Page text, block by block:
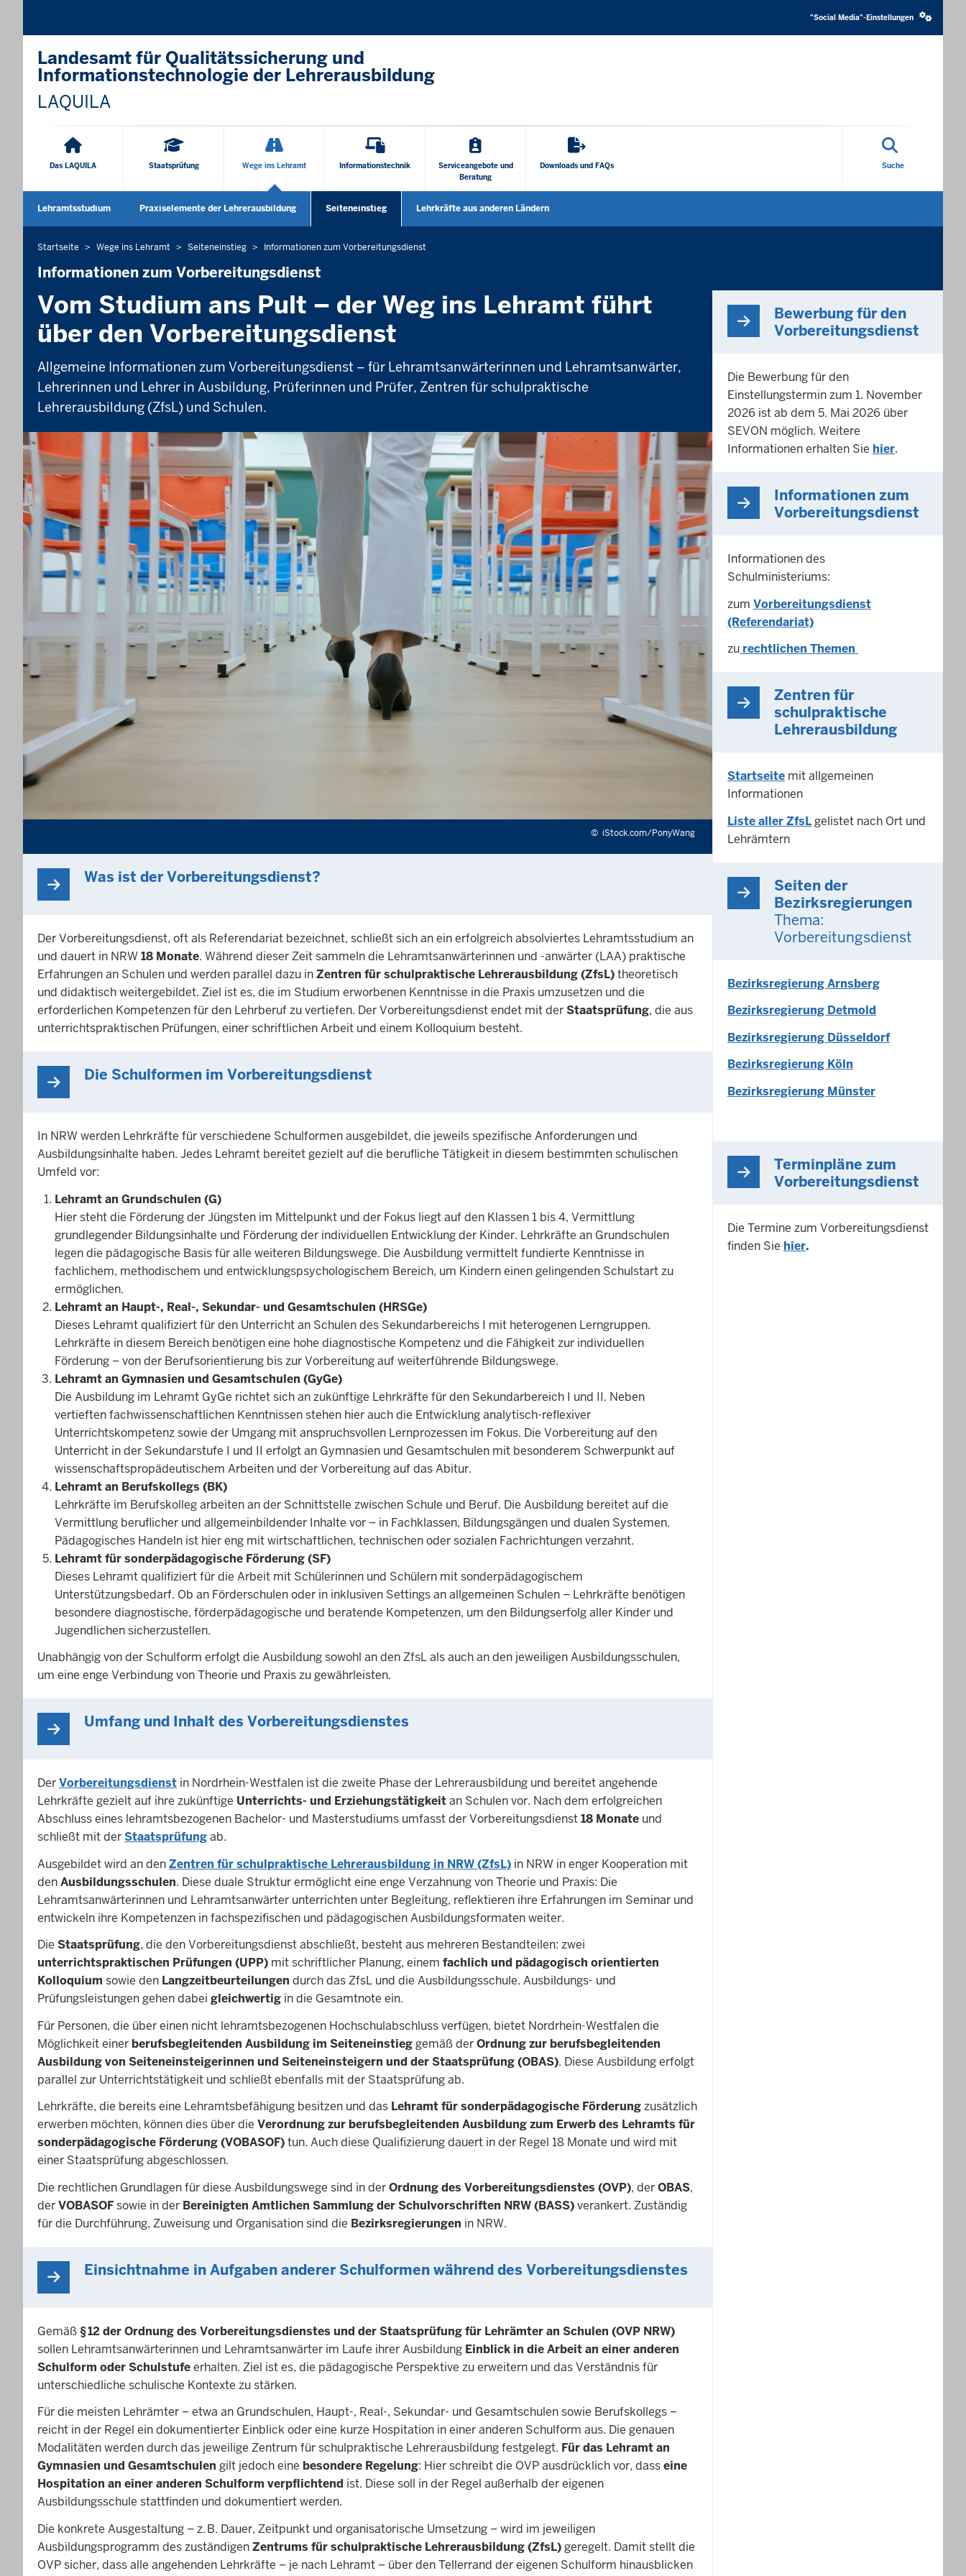
media
"Social Media"-Einstellungen
Landesamt für Qualitätssicherung und
Informationstechnologie der Lehrerausbildung
LAQUILA
Hauptnavigation
Das LAQUILA Staatsprüfung Wege ins Lehramt Informationstechnik
Serviceangebote und
Beratung
Downloads und FAQs Suche
Lehramtsstudium Praxiselemente der Lehrerausbildung
Untermenü öffnen
Seiteneinstieg Lehrkräfte aus anderen Ländern
Sie
befinden
hier
Startseite Wege ins Lehramt Seiteneinstieg Informationen zum Vorbereitungsdienst
Informationen zum Vorbereitungsdienst
Vom Studium ans Pult – der Weg ins Lehramt führt
über den Vorbereitungsdienst
Allgemeine Informationen zum Vorbereitungsdienst – für Lehramtsanwärterinnen und Lehramtsanwärter,
Lehrerinnen und Lehrer in Ausbildung, Prüferinnen und Prüfer, Zentren für schulpraktische
Lehrerausbildung (ZfsL) und Schulen.
© iStock.com/PonyWang
Was ist der Vorbereitungsdienst?
Der Vorbereitungsdienst, oft als Referendariat bezeichnet, schließt sich an ein erfolgreich absolviertes Lehramtsstudium an
und dauert in NRW18 Monate. Während dieser Zeit sammeln die Lehramtsanwärterinnen und -anwärter (LAA) praktische
Erfahrungen an Schulen und werden parallel dazu inZentren für schulpraktische Lehrerausbildung (ZfsL)theoretisch
und didaktisch weitergebildet. Ziel ist es, die im Studium erworbenen Kenntnisse in die Praxis umzusetzen und die
erforderlichen Kompetenzen für den Lehrberuf zu vertiefen. Der Vorbereitungsdienst endet mit derStaatsprüfung, die aus
unterrichtspraktischen Prüfungen, einer schriftlichen Arbeit und einem Kolloquium besteht.
Die Schulformen im Vorbereitungsdienst
In NRW werden Lehrkräfte für verschiedene Schulformen ausgebildet, die jeweils spezifische Anforderungen und
Ausbildungsinhalte haben. Jedes Lehramt bereitet gezielt auf die berufliche Tätigkeit in diesem bestimmten schulischen
Umfeld vor:
Lehramt an Grundschulen (G)
Hier steht die Förderung der Jüngsten im Mittelpunkt und der Fokus liegt auf den Klassen 1 bis 4, Vermittlung
grundlegender Bildungsinhalte und Förderung der individuellen Entwicklung der Kinder. Lehrkräfte an Grundschulen
legen die pädagogische Basis für alle weiteren Bildungswege. Die Ausbildung vermittelt fundierte Kenntnisse in
fachlichem, methodischem und entwicklungspsychologischem Bereich, um Kindern einen gelingenden Schulstart zu
ermöglichen.
Lehramt an Haupt-, Real-, Sekundar- und Gesamtschulen (HRSGe)
Dieses Lehramt qualifiziert für den Unterricht an Schulen des Sekundarbereichs I mit heterogenen Lerngruppen.
Lehrkräfte in diesem Bereich benötigen eine hohe diagnostische Kompetenz und die Fähigkeit zur individuellen
Förderung – von der Berufsorientierung bis zur Vorbereitung auf weiterführende Bildungswege.
Lehramt an Gymnasien und Gesamtschulen (GyGe)
Die Ausbildung im Lehramt GyGe richtet sich an zukünftige Lehrkräfte für den Sekundarbereich I und II. Neben
vertieften fachwissenschaftlichen Kenntnissen stehen hier auch die Entwicklung analytisch-reflexiver
Unterrichtskompetenz sowie der Umgang mit anspruchsvollen Lernprozessen im Fokus. Die Vorbereitung auf den
Unterricht in der Sekundarstufe I und II erfolgt an Gymnasien und Gesamtschulen mit besonderem Schwerpunkt auf
wissenschaftspropädeutischem Arbeiten und der Vorbereitung auf das Abitur.
Lehramt an Berufskollegs (BK)
Lehrkräfte im Berufskolleg arbeiten an der Schnittstelle zwischen Schule und Beruf. Die Ausbildung bereitet auf die
Vermittlung beruflicher und allgemeinbildender Inhalte vor – in Fachklassen, Bildungsgängen und dualen Systemen.
Pädagogisches Handeln ist hier eng mit wirtschaftlichen, technischen oder sozialen Fachrichtungen verzahnt.
Lehramt für sonderpädagogische Förderung (SF)
Dieses Lehramt qualifiziert für die Arbeit mit Schülerinnen und Schülern mit sonderpädagogischem
Unterstützungsbedarf. Ob an Förderschulen oder in inklusiven Settings an allgemeinen Schulen – Lehrkräfte benötigen
besondere diagnostische, förderpädagogische und beratende Kompetenzen, um den Bildungserfolg aller Kinder und
Jugendlichen sicherzustellen.
Unabhängig von der Schulform erfolgt die Ausbildung sowohl an den ZfsL als auch an den jeweiligen Ausbildungsschulen,
um eine enge Verbindung von Theorie und Praxis zu gewährleisten.
Umfang und Inhalt des Vorbereitungsdienstes
DerVorbereitungsdienst in Nordrhein-Westfalen ist die zweite Phase der Lehrerausbildung und bereitet angehende
Lehrkräfte gezielt auf ihre zukünftige Unterrichts- und Erziehungstätigkeitan Schulen vor. Nach dem erfolgreichen
Abschluss eines lehramtsbezogenen Bachelor- und Masterstudiums umfasst der Vorbereitungsdienst18 Monate und
schließt mit derStaatsprüfungab.
Ausgebildet wird an denZentren für schulpraktische Lehrerausbildung in NRW (ZfsL) in NRW in enger Kooperation mit
denAusbildungsschulen. Diese duale Struktur ermöglicht eine enge Verzahnung von Theorie und Praxis: Die
Lehramtsanwärterinnen und Lehramtsanwärter unterrichten unter Begleitung, reflektieren ihre Erfahrungen im Seminar und
entwickeln ihre Kompetenzen in fachspezifischen und pädagogischen Ausbildungsformaten weiter.
Die Staatsprüfung, die den Vorbereitungsdienst abschließt, besteht aus mehreren Bestandteilen: zwei
unterrichtspraktischen Prüfungen (UPP) mit schriftlicher Planung, einem fachlich und pädagogisch orientierten
Kolloquium sowie den Langzeitbeurteilungen durch das ZfsL und die Ausbildungsschule. Ausbildungs- und
Prüfungsleistungen gehen dabei gleichwertig in die Gesamtnote ein.
Für Personen, die über einen nicht lehramtsbezogenen Hochschulabschluss verfügen, bietet Nordrhein-Westfalen die
Möglichkeit einer berufsbegleitenden Ausbildung im Seiteneinstieggemäß derOrdnung zur berufsbegleitenden
Ausbildung von Seiteneinsteigerinnen und Seiteneinsteigern und der Staatsprüfung (OBAS). Diese Ausbildung erfolgt
parallel zur Unterrichtstätigkeit und schließt ebenfalls mit der Staatsprüfung ab.
Lehrkräfte, die bereits eine Lehramtsbefähigung besitzen und das Lehramt für sonderpädagogische Förderungzusätzlich
erwerben möchten, können dies über die Verordnung zur berufsbegleitenden Ausbildung zum Erwerb des Lehramts für
sonderpädagogische Förderung (VOBASOF)tun. Auch diese Qualifizierung dauert in der Regel 18 Monate und wird mit
einer Staatsprüfung abgeschlossen.
Die rechtlichen Grundlagen für diese Ausbildungswege sind in derOrdnung des Vorbereitungsdienstes (OVP), derOBAS,
derVOBASOFsowie in der Bereinigten Amtlichen Sammlung der Schulvorschriften NRW (BASS)verankert. Zuständig
für die Durchführung, Zuweisung und Organisation sind die Bezirksregierungen in NRW.
Einsichtnahme in Aufgaben anderer Schulformen während des Vorbereitungsdienstes
Gemäß § 12 der Ordnung des Vorbereitungsdienstes und der Staatsprüfung für Lehrämter an Schulen (OVP NRW)
sollen Lehramtsanwärterinnen und Lehramtsanwärter im Laufe ihrer Ausbildung Einblick in die Arbeit an einer anderen
Schulform oder Schulstufeerhalten. Ziel ist es, die pädagogische Perspektive zu erweitern und das Verständnis für
unterschiedliche schulische Kontexte zu stärken.
Für die meisten Lehrämter – etwa an Grundschulen, Haupt-, Real-, Sekundar- und Gesamtschulen sowie Berufskollegs –
reicht in der Regel ein dokumentierter Einblick oder eine kurze Hospitation in einer anderen Schulform aus. Die genauen
Modalitäten werden durch das jeweilige Zentrum für schulpraktische Lehrerausbildung festgelegt. Für das Lehramt an
Gymnasien und Gesamtschulen gilt jedoch eine besondere Regelung: Hier schreibt die OVP ausdrücklich vor, dasseine
Hospitation an einer anderen Schulform verpflichtend ist. Diese soll in der Regel außerhalb der eigenen
Ausbildungsschule stattfinden und dokumentiert werden.
Die konkrete Ausgestaltung – z. B. Dauer, Zeitpunkt und organisatorische Umsetzung – wird im jeweiligen
Ausbildungsprogramm des zuständigenZentrums für schulpraktische Lehrerausbildung (ZfsL)geregelt. Damit stellt die
OVP sicher, dass alle angehenden Lehrkräfte – je nach Lehramt – über den Tellerrand der eigenen Schulform hinausblicken
Bewerbung für den
Vorbereitungsdienst
Die Bewerbung für den
Einstellungstermin zum 1. November
2026 ist ab dem 5. Mai 2026 über
SEVON möglich. Weitere
Informationen erhalten Sie hier.
Informationen zum
Vorbereitungsdienst
Informationen des
Schulministeriums:
zum Vorbereitungsdienst
(Referendariat)
zu rechtlichen Themen
Zentren für
schulpraktische
Lehrerausbildung
Startseite mit allgemeinen
Informationen
Liste aller ZfsLgelistet nach Ort und
Lehrämtern
Seiten der
Bezirksregierungen
Thema:
Vorbereitungsdienst
Bezirksregierung Arnsberg
Bezirksregierung Detmold
Bezirksregierung Düsseldorf
Bezirksregierung Köln
Bezirksregierung Münster
Terminpläne zum
Vorbereitungsdienst
Die Termine zum Vorbereitungsdienst
finden Sie hier.